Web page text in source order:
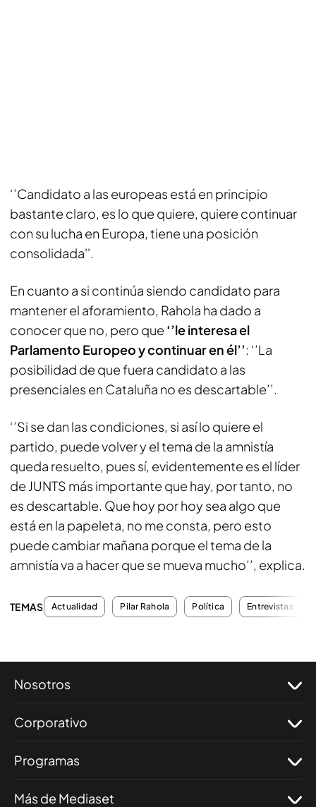
‘’Candidato a las europeas está en principio
bastante claro, es lo que quiere, quiere continuar
con su lucha en Europa, tiene una posición
consolidada''.
En cuanto a si continúa siendo candidato para
mantener el aforamiento, Rahola ha dado a
conocer que no, pero que ‘’le interesa el
Parlamento Europeo y continuar en él’’: ‘’La
posibilidad de que fuera candidato a las
presenciales en Cataluña no es descartable’’.
‘’Si se dan las condiciones, si así lo quiere el
partido, puede volver y el tema de la amnistía
queda resuelto, pues sí, evidentemente es el líder
de JUNTS más importante que hay, por tanto, no
es descartable. Que hoy por hoy sea algo que
está en la papeleta, no me consta, pero esto
puede cambiar mañana porque el tema de la
amnistía va a hacer que se mueva mucho’’, explica.
TEMAS Actualidad Pilar Rahola Política Entrevistas
Nosotros
Corporativo
Programas
Más de Mediaset